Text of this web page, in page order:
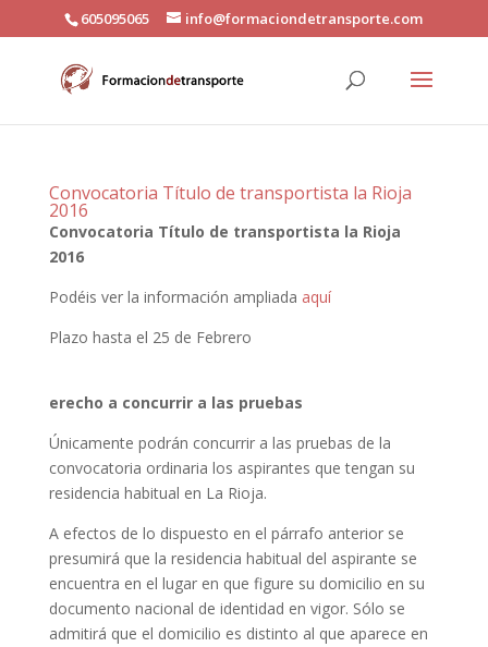
605095065 info@formaciondetransporte.com
Convocatoria Título de transportista la Rioja
2016
Convocatoria Título de transportista la Rioja
2016
Podéis ver la información ampliada aquí
Plazo hasta el 25 de Febrero
erecho a concurrir a las pruebas
Únicamente podrán concurrir a las pruebas de la
convocatoria ordinaria los aspirantes que tengan su
residencia habitual en La Rioja.
A efectos de lo dispuesto en el párrafo anterior se
presumirá que la residencia habitual del aspirante se
encuentra en el lugar en que figure su domicilio en su
documento nacional de identidad en vigor. Sólo se
admitirá que el domicilio es distinto al que aparece en